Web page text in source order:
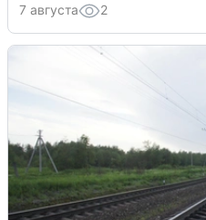
7 августа 2